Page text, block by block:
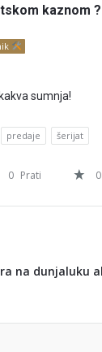
kaznom ?
sumnja!
predaje šerijat
0 Prati 0
na dunjaluku